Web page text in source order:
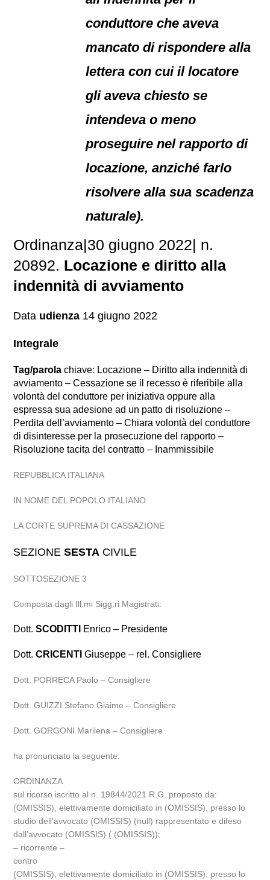
conduttore che aveva
mancato di rispondere alla
lettera con cui il locatore
gli aveva chiesto se
intendeva o meno
proseguire nel rapporto di
locazione, anziché farlo
risolvere alla sua scadenza
naturale).
Ordinanza|30 giugno 2022| n.
20892. Locazione e diritto alla
indennità di avviamento
Data udienza 14 giugno 2022
Integrale
Tag/parola chiave: Locazione – Diritto alla indennità di
avviamento – Cessazione se il recesso è riferibile alla
volontà del conduttore per iniziativa oppure alla
espressa sua adesione ad un patto di risoluzione –
Perdita dell’avviamento – Chiara volontà del conduttore
di disinteresse per la prosecuzione del rapporto –
Risoluzione tacita del contratto – Inammissibile
REPUBBLICA ITALIANA
IN NOME DEL POPOLO ITALIANO
LA CORTE SUPREMA DI CASSAZIONE
SEZIONESESTA CIVILE
SOTTOSEZIONE 3
Composta dagli Ill.mi Sigg.ri Magistrati:
Dott.SCODITTI Enrico – Presidente
Dott.CRICENTI Giuseppe – rel. Consigliere
Dott. PORRECA Paolo – Consigliere
Dott. GUIZZI Stefano Giaime – Consigliere
Dott. GORGONI Marilena – Consigliere
ha pronunciato la seguente:
ORDINANZA
sul ricorso iscritto al n. 19844/2021 R.G. proposto da:
(OMISSIS), elettivamente domiciliato in (OMISSIS), presso lo
studio dell’avvocato (OMISSIS) (null) rappresentato e difeso
dall’avvocato (OMISSIS) ( (OMISSIS));
– ricorrente –
contro
(OMISSIS), elettivamente domiciliato in (OMISSIS), presso lo